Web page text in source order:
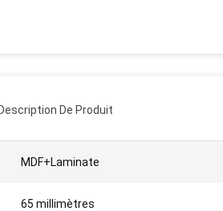
Description De Produit
MDF+Laminate
65 millimètres